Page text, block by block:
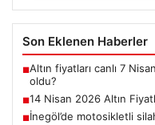
Son Eklenen Haberler
■Altın fiyatları canlı 7
oldu?
■14 Nisan 2026 Altın
■İnegöl’de motosikletli